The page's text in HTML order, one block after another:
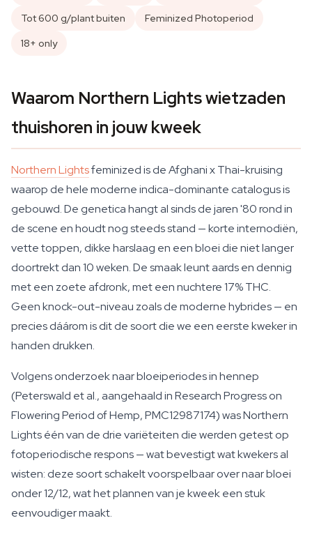
Tot 600 g/plant buiten
Feminized Photoperiod
18+ only
Waarom Northern Lights wietzaden
thuishoren in jouw kweek
Northern Lightsfeminized is de Afghani x Thai-kruising
waarop de hele moderne indica-dominante catalogus is
gebouwd. De genetica hangt al sinds de jaren '80 rond in
de scene en houdt nog steeds stand — korte internodiën,
vette toppen, dikke harslaag en een bloei die niet langer
doortrekt dan 10 weken. De smaak leunt aards en dennig
met een zoete afdronk, met een nuchtere 17% THC.
Geen knock-out-niveau zoals de moderne hybrides — en
precies dáárom is dit de soort die we een eerste kweker in
handen drukken.
Volgens onderzoek naar bloeiperiodes in hennep
(Peterswald et al., aangehaald inResearch Progress on
Flowering Period of Hemp, PMC12987174) was Northern
Lights één van de drie variëteiten die werden getest op
fotoperiodische respons — wat bevestigt wat kwekers al
wisten: deze soort schakelt voorspelbaar over naar bloei
onder 12/12, wat het plannen van je kweek een stuk
eenvoudiger maakt.